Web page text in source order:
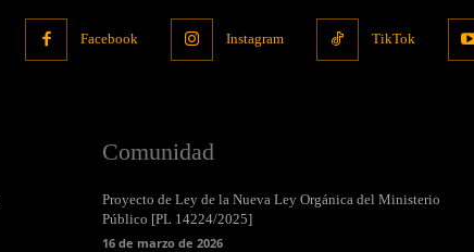
Facebook Instagram TikTok
Comunidad
Proyecto de Ley de la Nueva Ley Orgánica del Ministerio
Público [PL 14224/2025]
16 de marzo de 2026